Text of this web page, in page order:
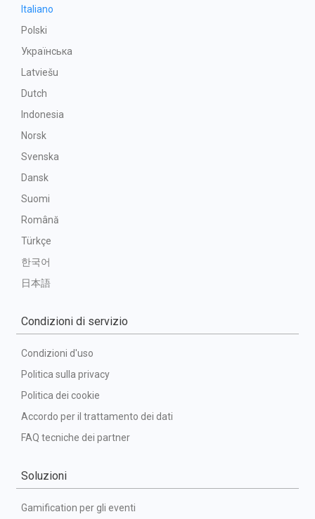
Italiano
Polski
Українська
Latviešu
Dutch
Indonesia
Norsk
Svenska
Dansk
Suomi
Română
Türkçe
한국어
日本語
Condizioni di servizio
Condizioni d'uso
Politica sulla privacy
Politica dei cookie
Accordo per il trattamento dei dati
FAQ tecniche dei partner
Soluzioni
Gamification per gli eventi